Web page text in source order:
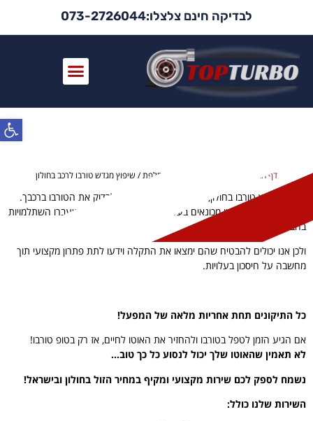
לבדיקה חינם צלצלו:073-2726044
החלפת / שיפוץ מגדש טורבו לרכב
דף הבית החלפת / שיפוץ מגדש טורבו לרכב בחולון
מוסך לשיפוץ טורבו בחולון, אצלנו בטופ טורבו תוכל לבדוק את הטורבו ברכבך.
הבדיקה מתבצעת ע״י מכונאים בעלי הכשרה מיוחדת לנושא שעברו השתלמויות
בחברות הרכב ויצרני הטורבו.
ולכן אנו יכולים להבטיח שהם ימצאו את התקלה וידעו לתת פתרון מקצועי תוך
מחשבה על חיסכון בעלויות.
כל התיקונים תחת אחריות מלאה של המפעל!
אם הגיע הזמן לטפל בטורבו ולהחזיר את האוטו לחיים, אז רק בטופ טורבו!
לא תאמין שהאוטו שלך יכול לנסוע כל כך טוב…
נשמח לספק לכם שירות מקצועי ומקיף במחיר הזול בחולון ובישראל!
השירות שלנו כולל: